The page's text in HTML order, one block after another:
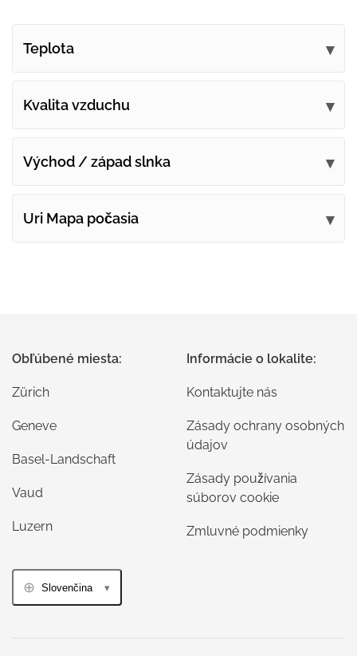
Teplota
Kvalita vzduchu
Východ / západ slnka
Uri Mapa počasia
Obľúbené miesta:
Zürich
Geneve
Basel-Landschaft
Vaud
Luzern
Informácie o lokalite:
Kontaktujte nás
Zásady ochrany osobných
údajov
Zásady používania
súborov cookie
Zmluvné podmienky
Slovenčina